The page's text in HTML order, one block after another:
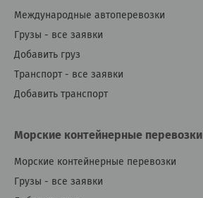
Международные автоперевозки
Грузы - все заявки
Добавить груз
Транспорт - все заявки
Добавить транспорт
Морские контейнерные перевозки
Морские контейнерные перевозки
Грузы - все заявки